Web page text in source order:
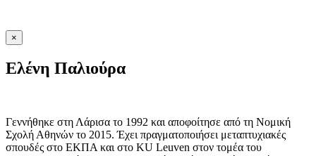
×
Ελένη Παλιούρα
Γεννήθηκε στη Λάρισα το 1992 και αποφοίτησε από τη Νομική
Σχολή Αθηνών το 2015. Έχει πραγματοποιήσει μεταπτυχιακές
σπουδές στο ΕΚΠΑ και στο KU Leuven στον τομέα του